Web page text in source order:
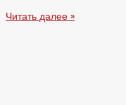
Читать далее »